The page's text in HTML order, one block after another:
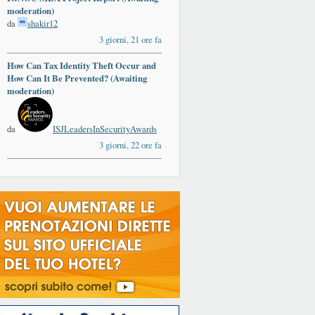
moderation)
da
shakir12
3 giorni, 21 ore fa
How Can Tax Identity Theft Occur and
How Can It Be Prevented? (Awaiting
moderation)
da
ISJLeadersInSecurityAwards
3 giorni, 22 ore fa